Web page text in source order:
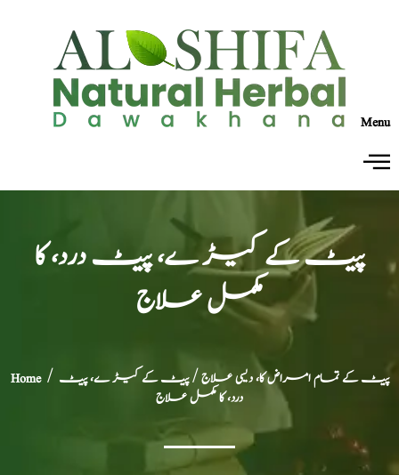
Menu
پیٹ کے کیڑ ے، پیٹ درد، کا
مکمل علاج
Home/ پیٹ کے تمام امراض کا، دیسی علاج/ پیٹ کے کیڑ ے، پیٹ
درد، کا مکمل علاج